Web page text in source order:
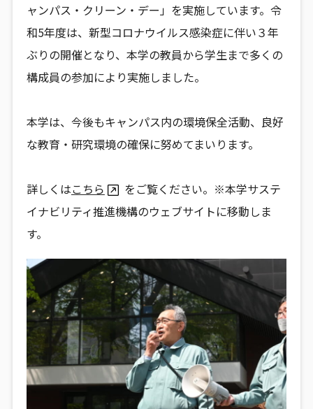
ャンパス・クリーン・デー」を実施しています。令
和5年度は、新型コロナウイルス感染症に伴い３年
ぶりの開催となり、本学の教員から学生まで多くの
構成員の参加により実施しました。
本学は、今後もキャンパス内の環境保全活動、良好
な教育・研究環境の確保に努めてまいります。
詳しくはこちら
をご覧ください。※本学サステ
イナビリティ推進機構のウェブサイトに移動しま
す。